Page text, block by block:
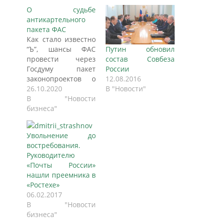
О судьбе
антикартельного
пакета ФАС
Как стало известно
“Ъ”, шансы ФАС
провести через
Госдуму пакет
законопроектов о
наделении ее
полицейскими
полномочиями в
борьбе с картелями
на минувшей
неделе формально
значительно
выросли. Добро на
реанимацию
обсуждения
проектов ФАС в
парламенте глава
администрации
президента Антон
26.10.2020
В "Новости
бизнеса"
Путин обновил
состав Совбеза
России
12.08.2016
В "Новости"
Увольнение до
востребования.
Руководителю
«Почты России»
нашли преемника в
«Ростехе»
06.02.2017
В "Новости
бизнеса"